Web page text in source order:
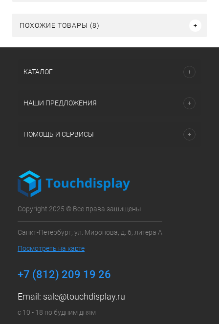
ПОХОЖИЕ ТОВАРЫ (8)
КАТАЛОГ
НАШИ ПРЕДЛОЖЕНИЯ
ПОМОЩЬ И СЕРВИСЫ
Copyright 2025 © Все права защищены.
Санкт-Петербург, ул. Миронова, д. 6, литера А
Посмотреть на карте
+7 (812) 209 19 26
Email: sale@touchdisplay.ru
с 10 - 18 по будним дням